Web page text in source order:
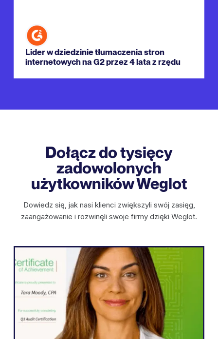
Lider w dziedzinie tłumaczenia stron
internetowych na G2 przez 4 lata z rzędu
Dołącz do tysięcy
zadowolonych
użytkowników Weglot
Dowiedz się, jak nasi klienci zwiększyli swój zasięg,
zaangażowanie i rozwinęli swoje firmy dzięki Weglot.
WordPress
Weglot umożliwił nam szybkie
rozszerzenie naszej strony internetowej